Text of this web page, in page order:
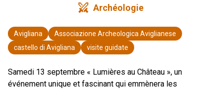
swords Archéologie
Avigliana
Associazione Archeologica Aviglianese
castello di Avigliana
visite guidate
Samedi 13 septembre « Lumières au Château », un
événement unique et fascinant qui emmènera les